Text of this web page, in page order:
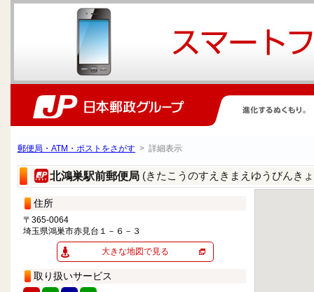
郵便局・ATM・ポストをさがす > 詳細表示
北鴻巣駅前郵便局 (きたこうのすえきまえゆうびんき
住所
〒365-0064
埼玉県鴻巣市赤見台１－６－３
大きな地図で見る
取り扱いサービス